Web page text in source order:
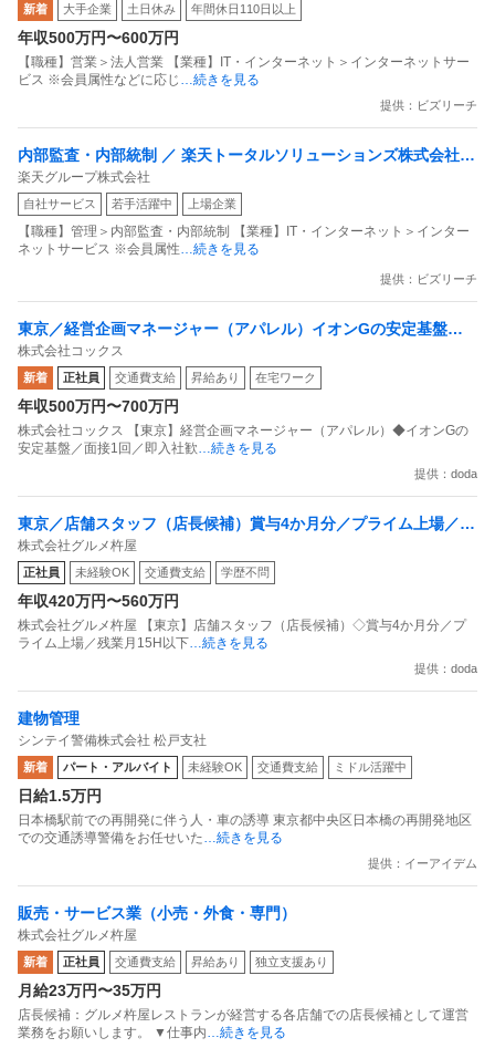
目指すデータマーケティングカンパニー」
新着 大手企業 土日休み 年間休日110日以上
年収500万円〜600万円
【職種】営業＞法人営業 【業種】IT・インターネット＞インターネットサー
ビス ※会員属性などに応じ
…続きを見る
提供：ビズリーチ
内部監査・内部統制 ／ 楽天トータルソリューションズ株式会社
戦略事業コンプライアンス支援部 業務統制支援課：ショップコン
プライアンス推進担当（SBCSD）
楽天グループ株式会社
自社サービス 若手活躍中 上場企業
【職種】管理＞内部監査・内部統制 【業種】IT・インターネット＞インター
ネットサービス ※会員属性 …続きを見る
提供：ビズリーチ
東京／経営企画マネージャー（アパレル）イオンGの安定基盤／
面接1回／即入社歓迎
株式会社コックス
新着 正社員 交通費支給 昇給あり 在宅ワーク
年収500万円〜700万円
株式会社コックス 【東京】経営企画マネージャー（アパレル）◆イオンGの
安定基盤／面接1回／即入社歓 …続きを見る
提供：doda
東京／店舗スタッフ（店長候補）賞与4か月分／プライム上場／残
業月15H以下／新店オープン多数
株式会社グルメ杵屋
正社員 未経験OK 交通費支給 学歴不問
年収420万円〜560万円
株式会社グルメ杵屋 【東京】店舗スタッフ（店長候補）◇賞与4か月分／プ
ライム上場／残業月15H以下 …続きを見る
提供：doda
建物管理
シンテイ警備株式会社 松戸支社
新着 パート・アルバイト 未経験OK 交通費支給 ミドル活躍中
日給1.5万円
日本橋駅前での再開発に伴う人・車の誘導 東京都中央区日本橋の再開発地区
での交通誘導警備をお任せいた …続きを見る
提供：イーアイデム
販売・サービス業（小売・外食・専門）
株式会社グルメ杵屋
新着 正社員 交通費支給 昇給あり 独立支援あり
月給23万円〜35万円
店長候補：グルメ杵屋レストランが経営する各店舗での店長候補として運営
業務をお願いします。 ▼仕事内 …続きを見る